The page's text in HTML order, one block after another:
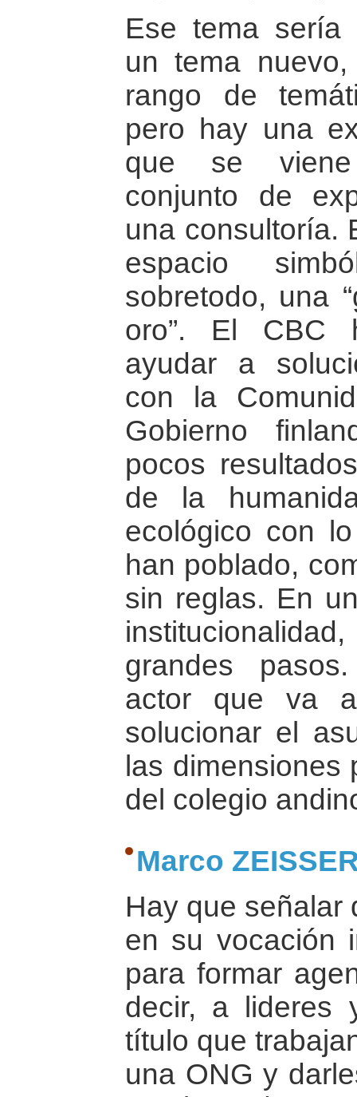
Ese tema sería
un tema
rango de
pero hay una
que se viene
conjunto de
una consultoría.
espacio
sobretodo, una
oro”. El CBC
ayudar a
con la
Gobierno
pocos
de la
ecológico con
han poblado,
sin reglas. En
grandes
actor que va
solucionar el
las dimensiones
del colegio
Marco
Hay que señalar
en su vocación
para formar
decir, a lideres
título que
una ONG y